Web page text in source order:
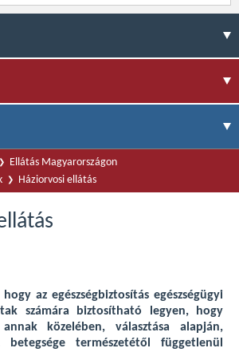
Ellátás Magyarországon
Háziorvosi ellátás
az egészségbiztosítás egészségügyi
számára biztosítható legyen, hogy
közelében, választása alapján,
természetétől függetlenül